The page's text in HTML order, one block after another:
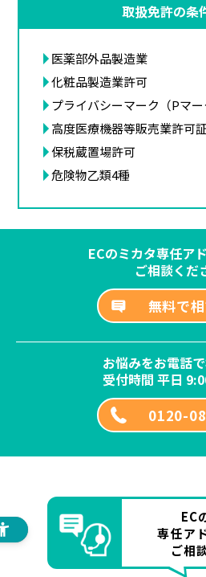
取扱免許の条
医薬部外品製造業
化粧品製造業許可
プライバシーマーク（Pマー
高度医療機器等販売業許可証
保税蔵置場許可
危険物乙類4種
ECのミカタ専任ア
ご相談くだ
無料で
お悩みをお電話
受付時間 平日
0120-
EC
専任ア
ご相